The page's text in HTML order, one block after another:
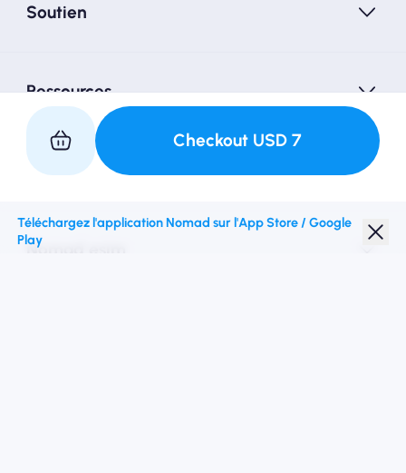
Checkout USD7
Soutien
Ressources
Partenariat avec nous
Nomad esim
Téléchargez l'application Nomad sur l'App Store / Google
Play